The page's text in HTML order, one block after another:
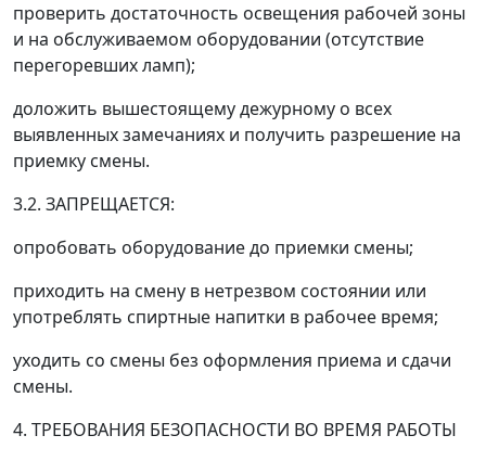
проверить достаточность освещения рабочей зоны
и на обслуживаемом оборудовании (отсутствие
перегоревших ламп);
доложить вышестоящему дежурному о всех
выявленных замечаниях и получить разрешение на
приемку смены.
3.2. ЗАПРЕЩАЕТСЯ:
опробовать оборудование до приемки смены;
приходить на смену в нетрезвом состоянии или
употреблять спиртные напитки в рабочее время;
уходить со смены без оформления приема и сдачи
смены.
4. ТРЕБОВАНИЯ БЕЗОПАСНОСТИ ВО ВРЕМЯ РАБОТЫ